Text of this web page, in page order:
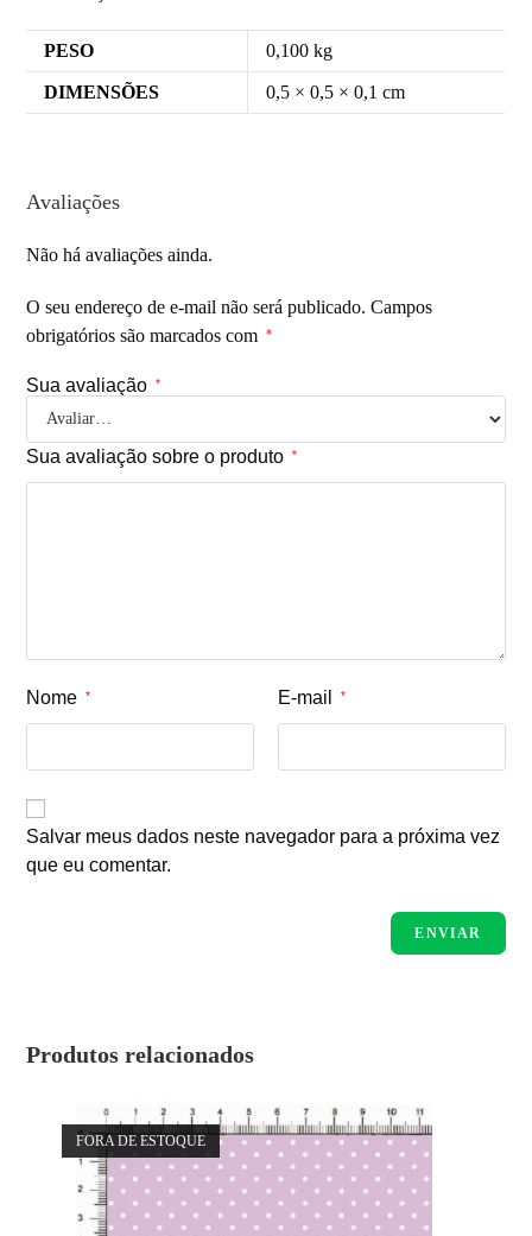
PESO 0,100 kg
DIMENSÕES 0,5 × 0,5 × 0,1 cm
Avaliações
Não há avaliações ainda.
O seu endereço de e-mail não será publicado. Campos
obrigatórios são marcados com
*
Sua avaliação *
Sua avaliação sobre o produto *
Nome * E-mail *
Salvar meus dados neste navegador para a próxima vez
que eu comentar.
Produtos relacionados
FORA DE ESTOQUE